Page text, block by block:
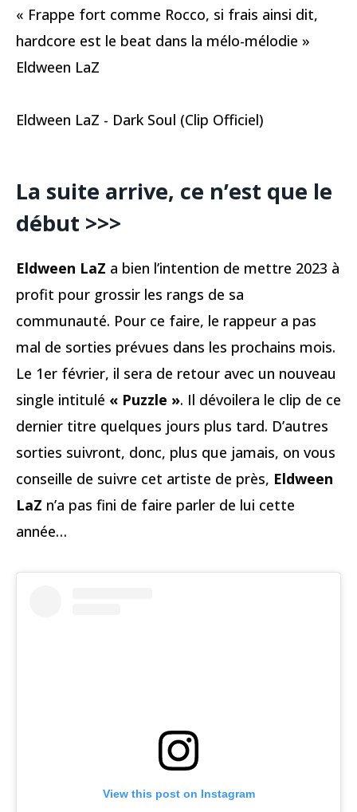
« Frappe fort comme Rocco, si frais ainsi dit,
hardcore est le beat dans la mélo-mélodie »
Eldween LaZ
Eldween LaZ - Dark Soul (Clip Officiel)
La suite arrive, ce n’est que le
début >>>
Eldween LaZ a bien l’intention de mettre 2023 à
profit pour grossir les rangs de sa
communauté. Pour ce faire, le rappeur a pas
mal de sorties prévues dans les prochains mois.
Le 1er février, il sera de retour avec un nouveau
single intitulé « Puzzle ». Il dévoilera le clip de ce
dernier titre quelques jours plus tard. D’autres
sorties suivront, donc, plus que jamais, on vous
conseille de suivre cet artiste de près, Eldween
LaZ n’a pas fini de faire parler de lui cette
année…
View this post on Instagram